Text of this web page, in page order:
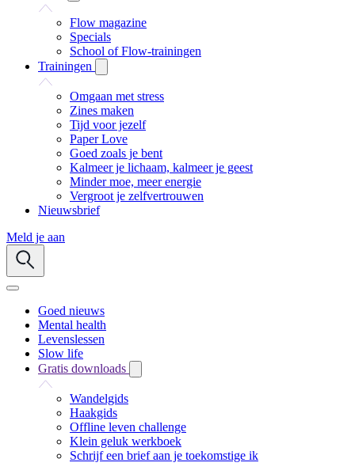
Flow magazine
Specials
School of Flow-trainingen
Trainingen
Omgaan met stress
Zines maken
Tijd voor jezelf
Paper Love
Goed zoals je bent
Kalmeer je lichaam, kalmeer je geest
Minder moe, meer energie
Vergroot je zelfvertrouwen
Nieuwsbrief
Meld je aan
Goed nieuws
Mental health
Levenslessen
Slow life
Gratis downloads
Wandelgids
Haakgids
Offline leven challenge
Klein geluk werkboek
Schrijf een brief aan je toekomstige ik